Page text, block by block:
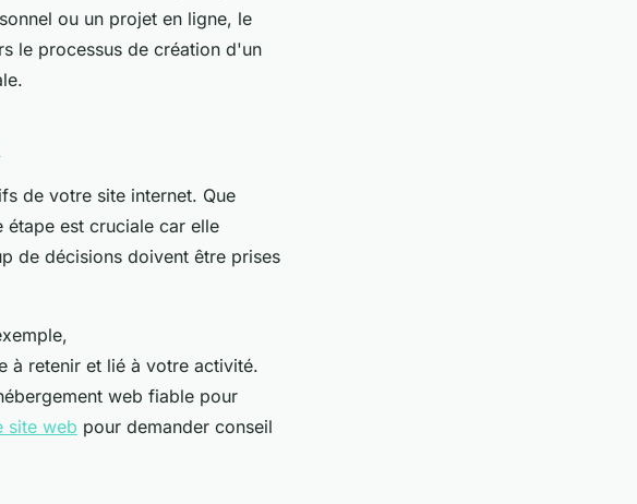
ou un projet en ligne, le
le processus de création d'un
de votre site internet. Que
est cruciale car elle
de décisions doivent être prises
à retenir et lié à votre activité.
web fiable pour
site web pour demander conseil